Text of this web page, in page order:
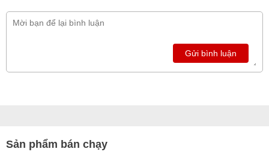
Gửi bình luận
Sản phẩm bán chạy